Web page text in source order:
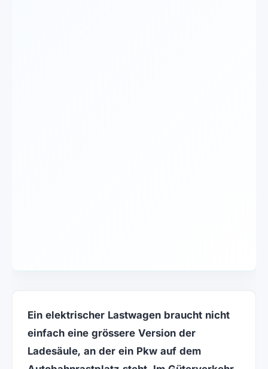
Ein elektrischer Lastwagen braucht nicht
einfach eine grössere Version der
Ladesäule, an der ein Pkw auf dem